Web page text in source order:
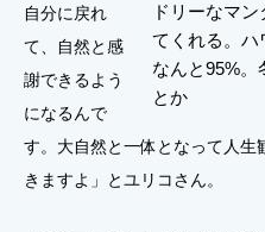
ドリーなマ
てくれる。ハ
なんと95%
とか
自分に戻れ
て、自然と感
謝できるよう
になるんで
す。大自然と一体となって人
きますよ」とユリコさん。